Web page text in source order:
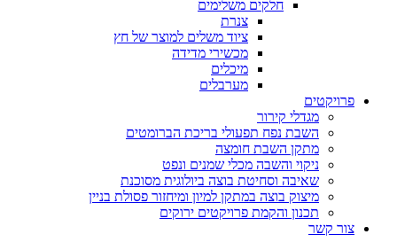
חלקים משלימים
צנרת
ציוד משלים למוצר של חץ
מכשירי מדידה
מיכלים
מערבלים
פרויקטים
מגדלי קירור
השבת נפח תפעולי בריכת הברומטים
מתקן השבת חומצה
ניקוי והשבה מכלי שמנים ונפט
שאיבה וסחיטת בוצה ביולוגית מסוכנת
מיצוק בוצה במתקן למיון ומיחזור פסולת בניין
תכנון והקמת פרויקטים ירוקים
צור קשר